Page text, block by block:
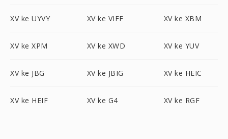
XV ke UYVY XV ke VIFF XV ke XBM
XV ke XPM XV ke XWD XV ke YUV
XV ke JBG XV ke JBIG XV ke HEIC
XV ke HEIF XV ke G4 XV ke RGF